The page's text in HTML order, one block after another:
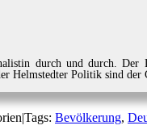
durch und durch.
Helmstedter Politik sind
|Tags: Bevölkerung,